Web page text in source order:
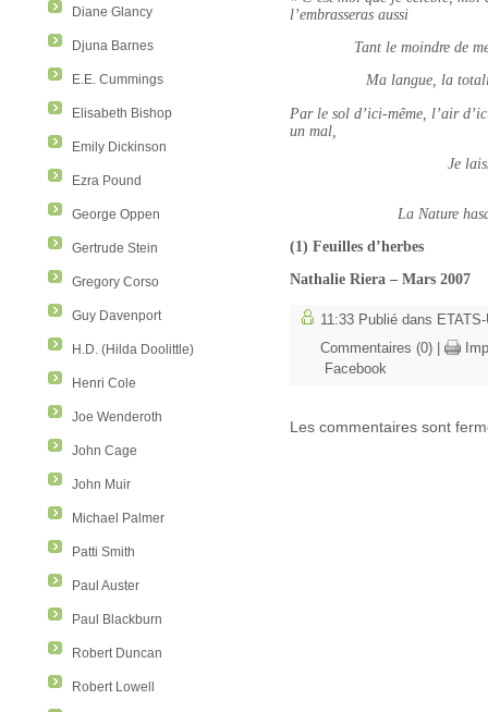
Diane Glancy
Djuna Barnes
E.E. Cummings
Elisabeth Bishop
Emily Dickinson
Ezra Pound
George Oppen
Gertrude Stein
Gregory Corso
Guy Davenport
H.D. (Hilda Doolittle)
Henri Cole
Joe Wenderoth
John Cage
John Muir
Michael Palmer
Patti Smith
Paul Auster
Paul Blackburn
Robert Duncan
Robert Lowell
l’embrasseras aussi
Tant le moindre de
Ma langue, la
Par le sol d’ici-même, l’air
un mal,
Je
La Nature
(1) Feuilles d’herbes
Nathalie Riera – Mars 2007
11:33 Publié dans
Commentaires (0)
Facebook
Les commentaires sont